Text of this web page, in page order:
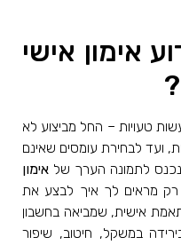
אימון אישי
טעויות – החל מביצוע לא
ועד לבחירת עומסים שאינם
נכנס לתמונה הערך של אימון
רק מראים לך איך לבצע את
אישית, שמביאה בחשבון
במשקל, חיטוב, שיפור